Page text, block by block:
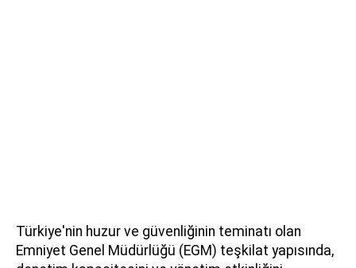
Türkiye'nin huzur ve güvenliğinin teminatı olan
Emniyet Genel Müdürlüğü (EGM) teşkilat yapısında,